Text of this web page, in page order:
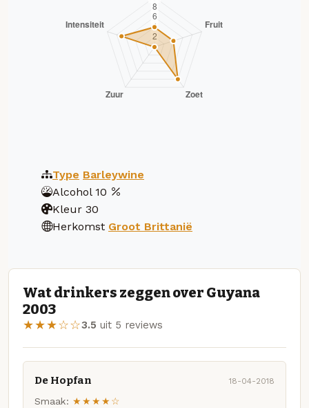
Type Barleywine
Alcohol 10
Kleur 30
Herkomst Groot Brittanië
Wat drinkers zeggen over Guyana
2003
★★★☆☆3.5 uit 5 reviews
De Hopfan 18-04-2018
Smaak: ★★★★☆